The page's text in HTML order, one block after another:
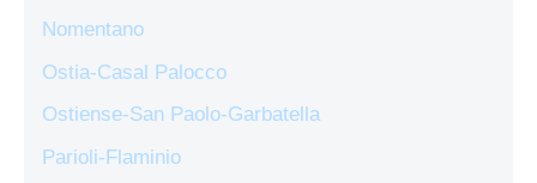
Nomentano
Ostia-Casal Palocco
Ostiense-San Paolo-Garbatella
Parioli-Flaminio